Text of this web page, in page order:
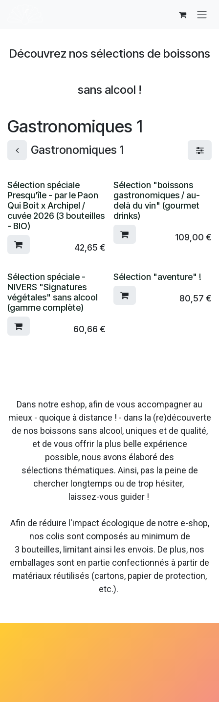
Découvrez nos sélections de boissons
sans alcool !
Gastronomiques 1
Gastronomiques 1
Sélection spéciale
Presqu'île - par le Paon
Qui Boit x Archipel /
cuvée 2026 (3 bouteilles
- BIO)
42,65 €
Sélection "boissons
gastronomiques / au-
delà du vin" (gourmet
drinks)
109,00 €
Sélection spéciale -
NIVERS "Signatures
végétales" sans alcool
(gamme complète)
60,66 €
Sélection "aventure" !
80,57 €
Dans notre eshop, afin de vous accompagner au
mieux - quoique à distance ! - dans la (re)découverte
de nos boissons sans alcool, uniques et de qualité,
et de vous offrir la plus belle expérience
possible, nous avons élaboré des
sélections thématiques. Ainsi, pas la peine de
chercher longtemps ou de trop hésiter,
laissez-vous guider !
Afin de réduire l'impact écologique de notre e-shop,
nos colis sont composés au minimum de
3 bouteilles, limitant ainsi les envois. De plus, nos
emballages sont en partie confectionnés à partir de
matériaux réutilisés (cartons, papier de protection,
etc.).